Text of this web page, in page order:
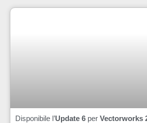
Disponibile l’Update 6 per Vectorworks